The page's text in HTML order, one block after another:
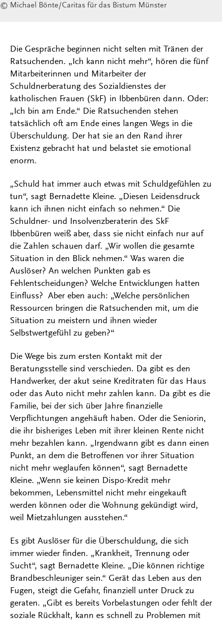
© Michael Bönte/Caritas für das Bistum Münster
Die Gespräche beginnen nicht selten mit Tränen der
Ratsuchenden. „Ich kann nicht mehr“, hören die fünf
Mitarbeiterinnen und Mitarbeiter der
Schuldnerberatung des Sozialdienstes der
katholischen Frauen (SkF) in Ibbenbüren dann. Oder:
„Ich bin am Ende.“ Die Ratsuchenden stehen
tatsächlich oft am Ende eines langen Wegs in die
Überschuldung. Der hat sie an den Rand ihrer
Existenz gebracht hat und belastet sie emotional
enorm.
„Schuld hat immer auch etwas mit Schuldgefühlen zu
tun“, sagt Bernadette Kleine. „Diesen Leidensdruck
kann ich ihnen nicht einfach so nehmen.“ Die
Schuldner- und Insolvenzberaterin des SkF
Ibbenbüren weiß aber, dass sie nicht einfach nur auf
die Zahlen schauen darf. „Wir wollen die gesamte
Situation in den Blick nehmen.“ Was waren die
Auslöser? An welchen Punkten gab es
Fehlentscheidungen? Welche Entwicklungen hatten
Einfluss? Aber eben auch: „Welche persönlichen
Ressourcen bringen die Ratsuchenden mit, um die
Situation zu meistern und ihnen wieder
Selbstwertgefühl zu geben?“
Die Wege bis zum ersten Kontakt mit der
Beratungsstelle sind verschieden. Da gibt es den
Handwerker, der akut seine Kreditraten für das Haus
oder das Auto nicht mehr zahlen kann. Da gibt es die
Familie, bei der sich über Jahre finanzielle
Verpflichtungen angehäuft haben. Oder die Seniorin,
die ihr bisheriges Leben mit ihrer kleinen Rente nicht
mehr bezahlen kann. „Irgendwann gibt es dann einen
Punkt, an dem die Betroffenen vor ihrer Situation
nicht mehr weglaufen können“, sagt Bernadette
Kleine. „Wenn sie keinen Dispo-Kredit mehr
bekommen, Lebensmittel nicht mehr eingekauft
werden können oder die Wohnung gekündigt wird,
weil Mietzahlungen ausstehen.“
Es gibt Auslöser für die Überschuldung, die sich
immer wieder finden. „Krankheit, Trennung oder
Sucht“, sagt Bernadette Kleine. „Die können richtige
Brandbeschleuniger sein.“ Gerät das Leben aus den
Fugen, steigt die Gefahr, finanziell unter Druck zu
geraten. „Gibt es bereits Vorbelastungen oder fehlt der
soziale Rückhalt, kann es schnell zu Problemen mit